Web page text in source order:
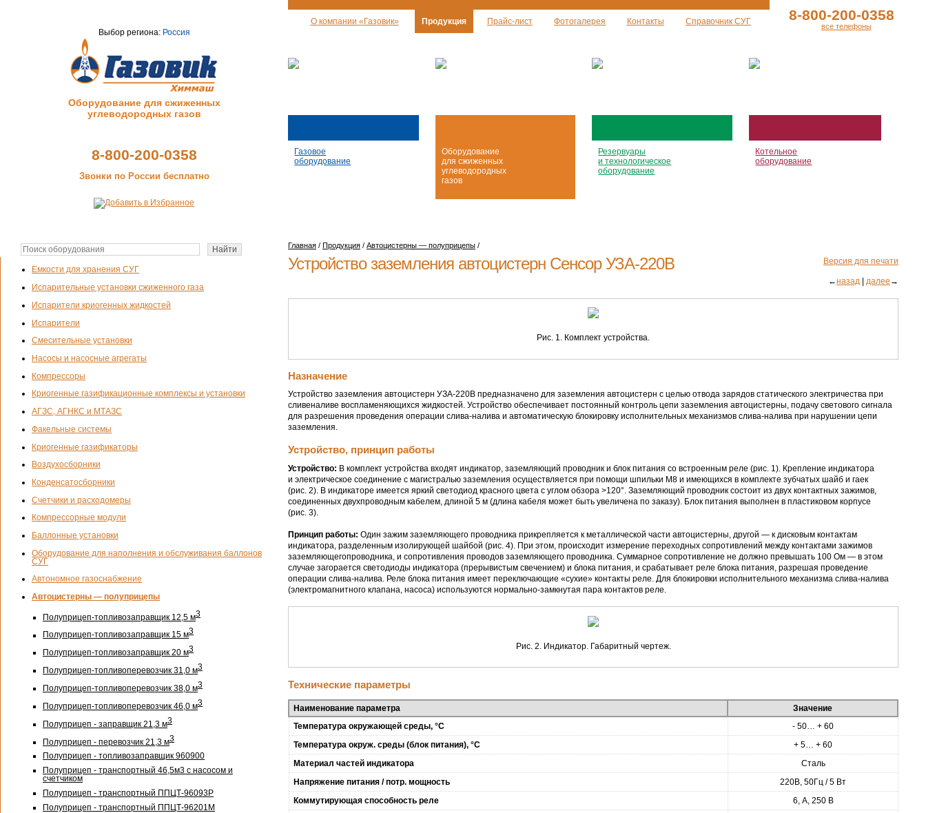
Выбор региона: Россия
Оборудование для сжиженных
углеводородных газов
8-800-200-0358
Звонки по России бесплатно
О компании «Газовик» Продукция Прайс-лист Фотогалерея Контакты Справочник СУГ 8-800-200-0358
все телефоны
Газовое
оборудование
Оборудование
для сжиженных
углеводородных
газов
Резервуары
и технологическое
оборудование
Котельное
оборудование
Емкости для хранения СУГ
Испарительные установки сжиженного газа
Испарители криогенных жидкостей
Испарители
Смесительные установки
Насосы и насосные агрегаты
Компрессоры
Криогенные газификационные комплексы и установки
АГЗС, АГНКС и МТАЗС
Факельные системы
Криогенные газификаторы
Воздухосборники
Конденсатосборники
Счетчики и расходомеры
Компрессорные модули
Баллонные установки
Оборудование для наполнения и обслуживания баллонов
СУГ
Автономное газоснабжение
Автоцистерны — полуприцепы
Полуприцеп-топливозаправщик 12,5 м3
Полуприцеп-топливозаправщик 15 м3
Полуприцеп-топливозаправщик 20 м3
Полуприцеп-топливоперевозчик 31,0 м3
Полуприцеп-топливоперевозчик 38,0 м3
Полуприцеп-топливоперевозчик 46,0 м3
Полуприцеп - заправщик 21,3 м3
Полуприцеп - перевозчик 21,3 м3
Полуприцеп - топливозаправщик 960900
Полуприцеп - транспортный 46,5м3 с насосом и
счетчиком
Полуприцеп - транспортный ППЦТ-96093Р
Полуприцеп - транспортный ППЦТ-96201М
Главная / Продукция / Автоцистерны — полуприцепы /
Версия для печати
Устройство заземления автоцистерн СенсорУЗА-220В
←назад далее →
Рис. 1. Комплект устройства.
Назначение
Устройство заземления автоцистерн УЗА-220В предназначено для заземления автоцистерн с целью отвода зарядов статического электричества при
сливеналиве воспламеняющихся жидкостей. Устройство обеспечивает постоянный контроль цепи заземления автоцистерны, подачу светового сигнала
для разрешения проведения операции слива-налива и автоматическую блокировку исполнительных механизмов слива-налива при нарушении цепи
заземления.
Устройство, принцип работы
Устройство: В комплект устройства входят индикатор, заземляющий проводник и блок питания со встроенным реле (рис. 1). Крепление индикатора
и электрическое соединение с магистралью заземления осуществляется при помощи шпильки М8 и имеющихся в комплекте зубчатых шайб и гаек
(рис. 2). В индикаторе имеется яркий светодиод красного цвета с углом обзора >120°. Заземляющий проводник состоит из двух контактных зажимов,
соединенных двухпроводным кабелем, длиной 5 м (длина кабеля может быть увеличена по заказу). Блок питания выполнен в пластиковом корпусе
(рис. 3).
Принцип работы: Один зажим заземляющего проводника прикрепляется к металлической части автоцистерны, другой — к дисковым контактам
индикатора, разделенным изолирующей шайбой (рис. 4). При этом, происходит измерение переходных сопротивлений между контактами зажимов
заземляющегопроводника, и сопротивления проводов заземляющего проводника. Суммарное сопротивление не должно превышать 100 Ом — в этом
случае загорается светодиоды индикатора (прерывистым свечением) и блока питания, и срабатывает реле блока питания, разрешая проведение
операции слива-налива. Реле блока питания имеет переключающие «сухие» контакты реле. Для блокировки исполнительного механизма слива-налива
(электромагнитного клапана, насоса) используются нормально-замкнутая пара контактов реле.
Рис. 2. Индикатор. Габаритный чертеж.
Технические параметры
Наименование параметра
Значение
Температура окружающей среды, °С
- 50… + 60
Температура окруж. среды (блок питания), °С
+ 5… + 60
Материал частей индикатора
Сталь
Напряжение питания / потр. мощность
220В, 50Гц / 5 Вт
Коммутирующая способность реле
6, А, 250 В